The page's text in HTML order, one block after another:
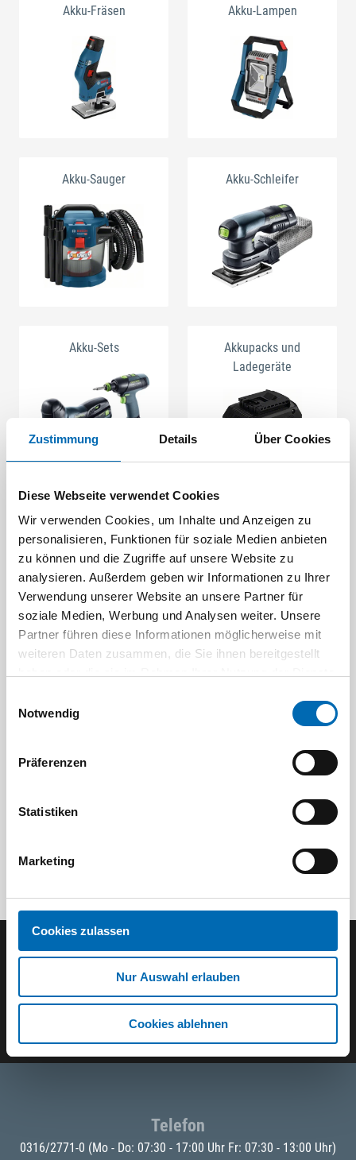
Zustimmung Details Über Cookies
Diese Webseite verwendet Cookies
Wir verwenden Cookies, um Inhalte und Anzeigen zu
personalisieren, Funktionen für soziale Medien anbieten
zu können und die Zugriffe auf unsere Website zu
analysieren. Außerdem geben wir Informationen zu Ihrer
Verwendung unserer Website an unsere Partner für
soziale Medien, Werbung und Analysen weiter. Unsere
Partner führen diese Informationen möglicherweise mit
weiteren Daten zusammen, die Sie ihnen bereitgestellt
Notwendig
Präferenzen
Statistiken
Marketing
Cookies zulassen
Nur Auswahl erlauben
Cookies ablehnen
Akku-Fräsen Akku-Lampen
Akku-Sauger Akku-Schleifer
Akku-Sets
Akkupacks und
Ladegeräte
Akku-Hobel
Akku-
Kartuschenpressen
Der ODÖRFER Newsletter
Telefon
0316/2771-0 (Mo - Do: 07:30 - 17:00 Uhr Fr: 07:30 - 13:00 Uhr)